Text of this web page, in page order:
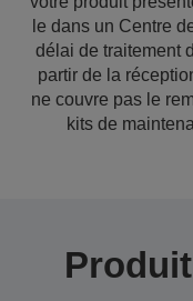
le dans un Centre
délai de traitement
partir de la
ne couvre pas le
kits de